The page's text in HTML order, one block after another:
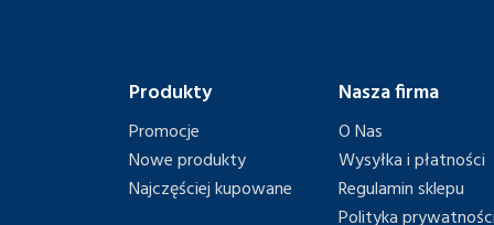
Produkty
Promocje
Nowe produkty
Najczęściej kupowane
Nasza firma
O Nas
Wysyłka i płatności
Regulamin sklepu
Polityka